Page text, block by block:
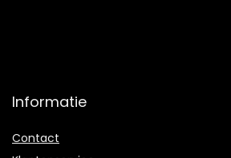
Informatie
Contact